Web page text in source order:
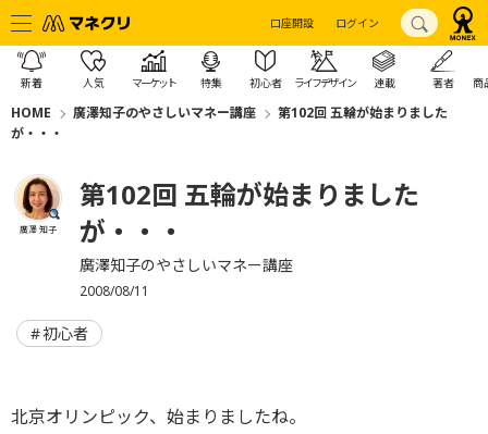
口座開設 ログイン
新着 人気 マーケット 特集 初心者 ライフデザイン 連載 著者 商
HOME 廣澤知子のやさしいマネー講座
第102回 五輪が始まりました
が・・・
廣澤 知子
第102回 五輪が始まりました
が・・・
廣澤知子のやさしいマネー講座
2008/08/11
初心者
北京オリンピック、始まりましたね。